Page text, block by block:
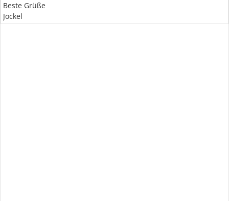
Beste Grüße
Jockel